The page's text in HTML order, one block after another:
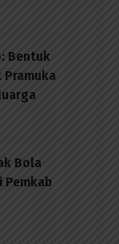
Bentuk
Pramuka
Bola
Pemkab